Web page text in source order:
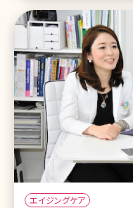
エイジングケア